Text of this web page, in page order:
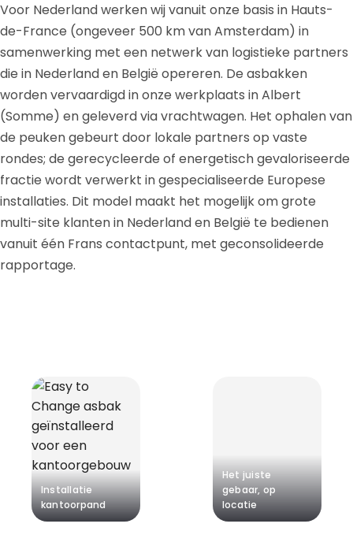
Voor Nederland werken wij vanuit onze basis in Hauts-
de-France (ongeveer 500 km van Amsterdam) in
samenwerking met een netwerk van logistieke partners
die in Nederland en België opereren. De asbakken
worden vervaardigd in onze werkplaats in Albert
(Somme) en geleverd via vrachtwagen. Het ophalen van
de peuken gebeurt door lokale partners op vaste
rondes; de gerecycleerde of energetisch gevaloriseerde
fractie wordt verwerkt in gespecialiseerde Europese
installaties. Dit model maakt het mogelijk om grote
multi-site klanten in Nederland en België te bedienen
vanuit één Frans contactpunt, met geconsolideerde
rapportage.
Installatie
kantoorpand
Het juiste
gebaar, op
locatie